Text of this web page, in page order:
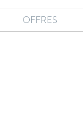
OFFRES